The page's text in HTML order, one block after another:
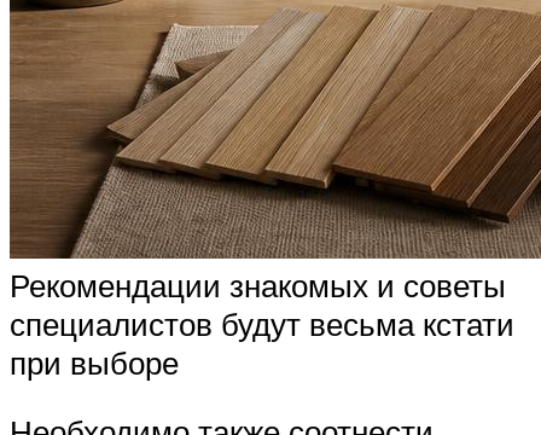
Рекомендации знакомых и советы
специалистов будут весьма кстати
при выборе